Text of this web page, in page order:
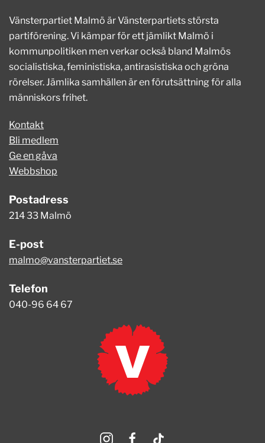
Vänsterpartiet Malmö är Vänsterpartiets största
partiförening. Vi kämpar för ett jämlikt Malmö i
kommunpolitiken men verkar också bland Malmös
socialistiska, feministiska, antirasistiska och gröna
rörelser. Jämlika samhällen är en förutsättning för alla
människors frihet.
Kontakt
Bli medlem
Ge en gåva
Webbshop
Postadress
214 33 Malmö
E-post
malmo@vansterpartiet.se
Telefon
040-96 64 67